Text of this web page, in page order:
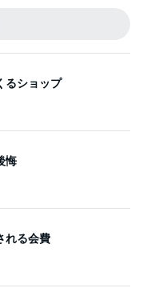
るショップ
悔
れる会費